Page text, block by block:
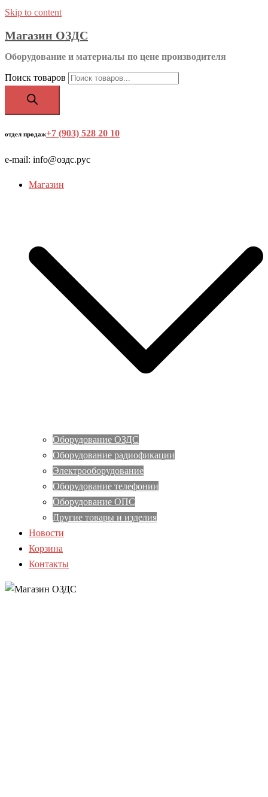
Skip to content
Магазин ОЗДС
Оборудование и материалы по цене производителя
Поиск товаров
отдел продаж+7 (903) 528 20 10
e-mail: info@оздс.рус
Магазин
Оборудование ОЗДС
Оборудование радиофикации
Электрооборудование
Оборудование телефонии
Оборудование ОПС
Другие товары и изделия
Новости
Корзина
Контакты